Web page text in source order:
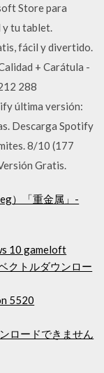
Store para
y tu tablet.
fácil y divertido.
+ Carátula -
288
última versión:
Descarga Spotify
8/10 (177
Gratis.
）「重金属」-
10 gameloft
クトルダウンロー
5520
ロードできません